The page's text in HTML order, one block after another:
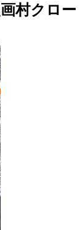
村クロー